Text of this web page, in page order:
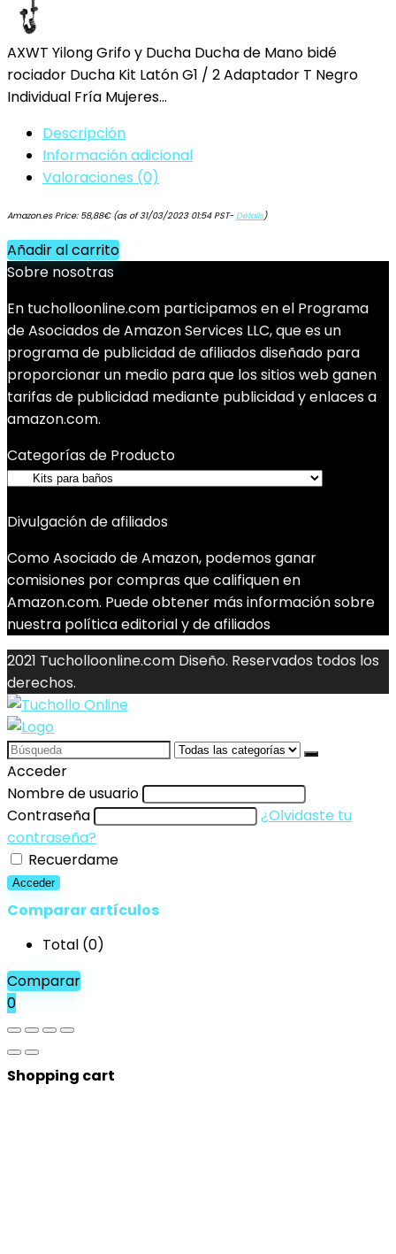
AXWT Yilong Grifo y Ducha Ducha de Mano bidé
rociador Ducha Kit Latón G1 / 2 Adaptador T Negro
Individual Fría Mujeres…
Descripción
Información adicional
Valoraciones (0)
Amazon.es Price: 58,88€(as of 31/03/2023 01:54 PST-Details)
Añadir al carrito
Sobre nosotras
En tucholloonline.com participamos en el Programa
de Asociados de Amazon Services LLC, que es un
programa de publicidad de afiliados diseñado para
proporcionar un medio para que los sitios web ganen
tarifas de publicidad mediante publicidad y enlaces a
amazon.com.
Categorías de Producto
Divulgación de afiliados
Como Asociado de Amazon, podemos ganar
comisiones por compras que califiquen en
Amazon.com. Puede obtener más información sobre
nuestra política editorial y de afiliados
2021 Tucholloonline.com Diseño. Reservados todos los
derechos.
Search
for:
Acceder
Nombre de usuario
Contraseña
¿Olvidaste tu
contraseña?
Recuerdame
Acceder
Comparar artículos
Total (0)
Comparar
0
Shopping cart